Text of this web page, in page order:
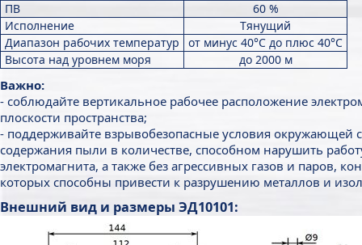
ПВ
60 %
Исполнение
Тянущий
Диапазон рабочих температур
от минус 40°С до плюс 40°С
Высота над уровнем моря
до 2000 м
Важно:
- соблюдайте вертикальное рабочее расположение
плоскости пространства;
- поддерживайте взрывобезопасные условия окружающей
содержания пыли в количестве, способном нарушить
электромагнита, а также без агрессивных газов и паров,
которых способны привести к разрушению металлов и
Внешний вид и размеры ЭД10101: